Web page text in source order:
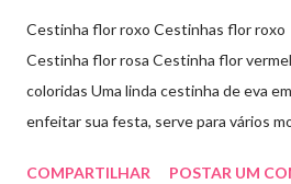
Cestinha flor roxo Cestinhas flor
Cestinha flor rosa Cestinha flor
coloridas Uma linda cestinha de eva
enfeitar sua festa, serve para vários
COMPARTILHAR POSTAR UM